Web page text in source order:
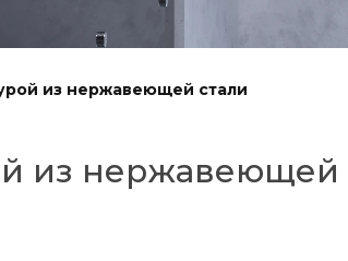
из нержавеющей стали
из нержавеющей